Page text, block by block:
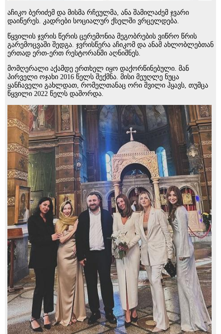
აჩიკო ბერიძემ და მისმა რჩეულმა, ანა შამილაძემ ჯვარი
დაიწერეს. კადრები სოციალურ ქსელში ვრცელდება.
წყვილის ჯვრის წერის ცერემონია მეგობრების ვიწრო წრის
გარემოცვაში შედგა. ჯვრისწერა აჩიკომ და ანამ ახლობლებთან
ერთად ერთ-ერთ რესტორანში აღნიშნეს.
მომღერალი აქამდე ერთხელ იყო დაქორწინებული. მან
პირველი ოჯახი 2016 წელს შექმნა. მისი მეუღლე ნუცა
ყანჩაველი გახლდათ, რომელთანაც ორი შვილი ჰყავს, თუმცა
წყვილი 2022 წელს დაშორდა.